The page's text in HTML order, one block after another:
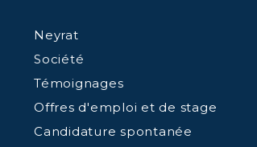
Neyrat
Société
Témoignages
Offres d'emploi et de stage
Candidature spontanée